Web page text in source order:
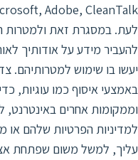
לעת. במסגרת זאת ולמטרות
להעביר מידע על אודותיך
יעשו בו שימוש למטרותיהם.
באמצעי איסוף כמו עוגיות,
וממקומות אחרים
למדיניות הפרטיות שלהם או
עליך, למשל משום שפתחת